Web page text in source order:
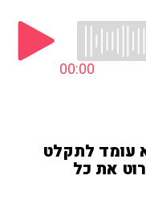
00:00
עומד לתקלט
את כל